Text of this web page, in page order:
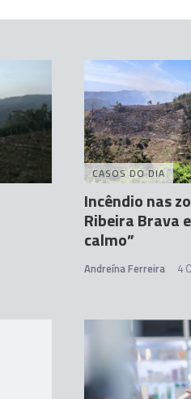
CASOS DO DIA
Incêndio nas
Ribeira Brava
calmo”
Andreína Ferreira 4